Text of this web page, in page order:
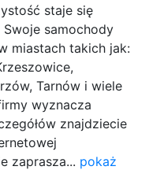
staje się
samochody
miastach takich jak:
Tarnów i wiele
wyznacza
znajdziecie
zaprasza... pokaż